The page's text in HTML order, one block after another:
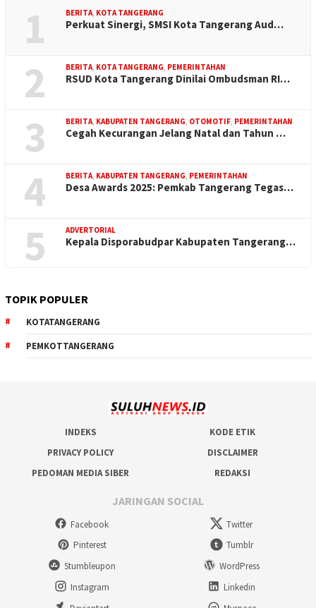
1 BERITA KOTA TANGERANG
Perkuat Sinergi, SMSI Kota Tangerang Aud…
2 BERITA KOTA TANGERANG PEMERINTAHAN
RSUD Kota Tangerang Dinilai Ombudsman RI…
3 BERITA KABUPATEN TANGERANG OTOMOTIF PEMERINTAHAN
Cegah Kecurangan Jelang Natal dan Tahun …
4 BERITA KABUPATEN TANGERANG PEMERINTAHAN
Desa Awards 2025: Pemkab Tangerang Tegas…
5 ADVERTORIAL
Kepala Disporabudpar Kabupaten Tangerang…
TOPIK POPULER
KOTATANGERANG
PEMKOTTANGERANG
INDEKS
KODE ETIK
PRIVACY POLICY
DISCLAIMER
PEDOMAN MEDIA SIBER
REDAKSI
JARINGAN SOCIAL
Facebook
Twitter
Pinterest
Tumblr
Stumbleupon
WordPress
Instagram
Linkedin